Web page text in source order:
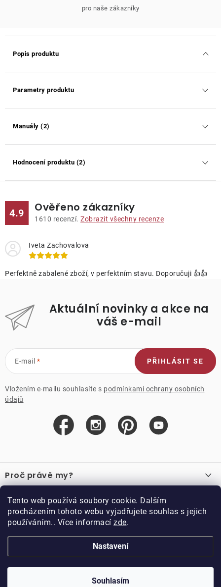
Tento web používá soubory cookie. Dalším
procházením tohoto webu vyjadřujete souhlas s jejich
používáním.. Více informací zde.
Nastavení
Souhlasím
pro naše zákazníky
Popis produktu
Parametry produktu
Manuály (2)
Hodnocení produktu (2)
4.9 Ověřeno zákazníky
1610 recenzí. Zobrazit všechny recenze
Iveta Zachovalova
Perfektně zabalené zboží, v perfektním stavu. Doporučuji 👍👍
Aktuální novinky a akce na
váš e-mail
E-mail
Vložením e-mailu souhlasíte s podmínkami ochrany osobních
údajů
PŘIHLÁSIT SE
á
p
a
Proč právě my?
Recenze
Důležité odkazy
Velkoobchod
Vzorková prodejna
Kariéra
Blog
O nákupu
Obchodní podmínky
Podmínky věrnostního programu
Doppler CZ spol. s.r.o.,
DOPPLER CZ spol. s r.o.. Všechna práva vyhrazena.